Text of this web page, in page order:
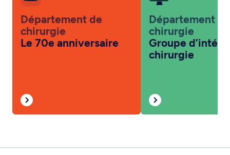
Département de
chirurgie
Le 70e anniversaire
Département de
chirurgie
Groupe
chirurgie